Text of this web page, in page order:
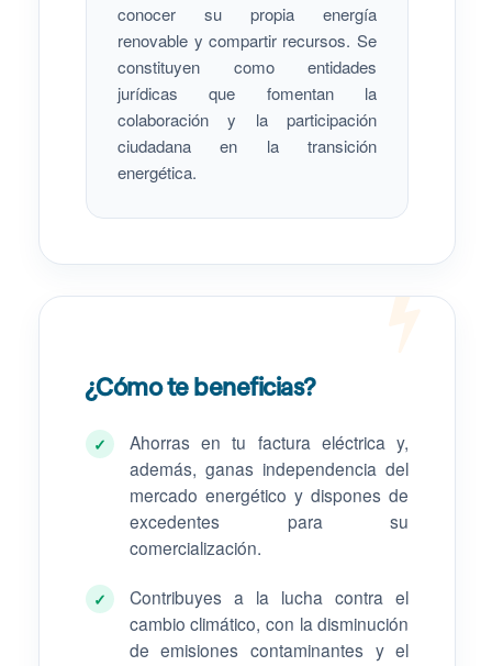
conocer su propia energía
renovable y compartir recursos. Se
constituyen como entidades
jurídicas que fomentan la
colaboración y la participación
ciudadana en la transición
energética.
¿Cómo te beneficias?
✓
Ahorras en tu factura eléctrica y,
además, ganas independencia del
mercado energético y dispones de
excedentes para su
comercialización.
✓
Contribuyes a la lucha contra el
cambio climático, con la disminución
de emisiones contaminantes y el